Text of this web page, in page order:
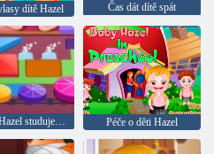
dítě Hazel Čas dát dítě spát
Dětská Hazel studuje formulář Péče o děti Hazel